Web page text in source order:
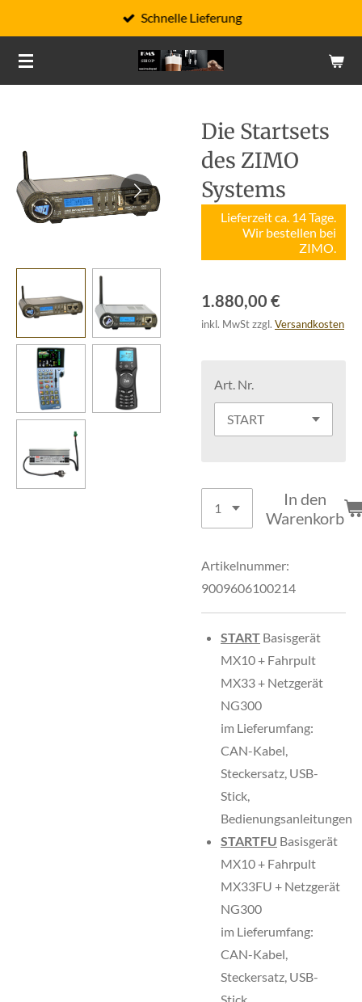
Hauptinhalt
springen
Schnelle Lieferung
Die Startsets
des ZIMO
Systems
Lieferzeit ca. 14 Tage.
Wir bestellen bei
ZIMO.
1.880,00 €
inkl. MwSt zzgl. Versandkosten
Art. Nr.
In den
Warenkorb
Artikelnummer:
9009606100214
START Basisgerät
MX10 + Fahrpult
MX33 + Netzgerät
NG300
im Lieferumfang:
CAN-Kabel,
Steckersatz, USB-
Stick,
Bedienungsanleitungen
STARTFU Basisgerät
MX10 + Fahrpult
MX33FU + Netzgerät
NG300
im Lieferumfang:
CAN-Kabel,
Steckersatz, USB-